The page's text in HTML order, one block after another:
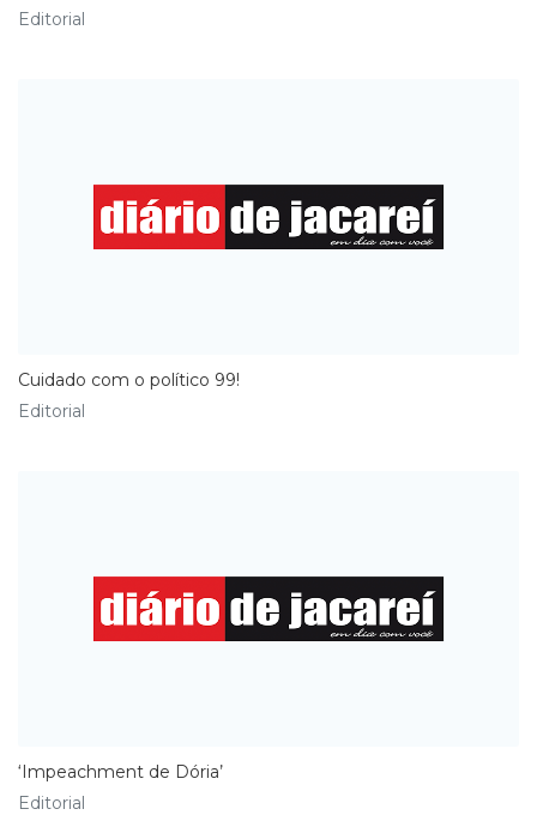
Editorial
Cuidado com o político 99!
Editorial
‘Impeachment de Dória’
Editorial